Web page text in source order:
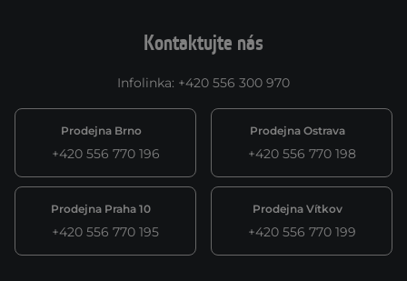
Kontaktujte nás
Infolinka: +420 556 300 970
Prodejna Brno
+420 556 770 196
Prodejna Ostrava
+420 556 770 198
Prodejna Praha 10
+420 556 770 195
Prodejna Vítkov
+420 556 770 199